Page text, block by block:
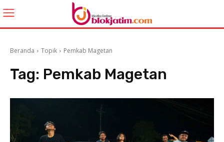
Beranda Topik Pemkab Magetan
Tag: Pemkab Magetan